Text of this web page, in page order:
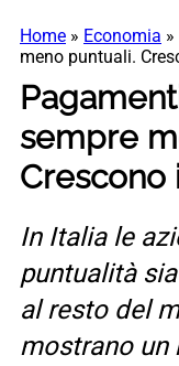
Home » Economia »
meno puntuali.
sempre
Crescono
In Italia le
puntualità
al resto del
mostrano